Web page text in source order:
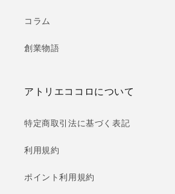
コラム
創業物語
アトリエココロについて
特定商取引法に基づく表記
利用規約
ポイント利用規約